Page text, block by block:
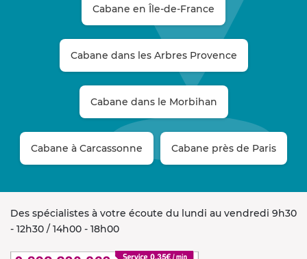
Cabane en Île-de-France
Cabane dans les Arbres Provence
Cabane dans le Morbihan
Cabane à Carcassonne Cabane près de Paris
Des spécialistes à votre écoute du lundi au vendredi 9h30
- 12h30 / 14h00 - 18h00